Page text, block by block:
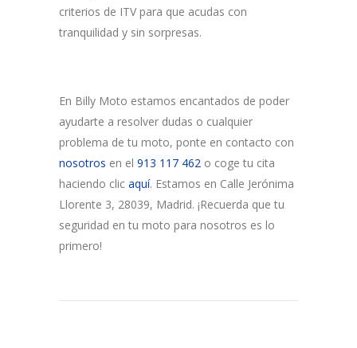
criterios de ITV para que acudas con
tranquilidad y sin sorpresas.
En Billy Moto estamos encantados de poder
ayudarte a resolver dudas o cualquier
problema de tu moto, ponte en contacto con
nosotros en el 913 117 462 o coge tu cita
haciendo clic aquí. Estamos en Calle Jerónima
Llorente 3, 28039, Madrid. ¡Recuerda que tu
seguridad en tu moto para nosotros es lo
primero!